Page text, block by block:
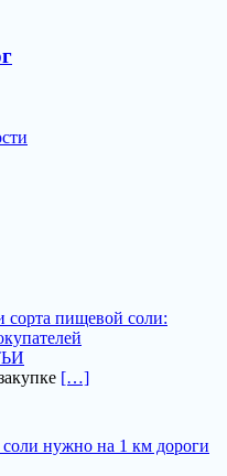
пищевой соли:
[…]
соли нужно на 1 км дороги